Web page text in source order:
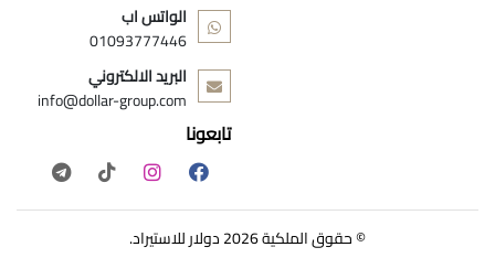
الواتس اب
01093777446
البريد الالكتروني
info@dollar-group.com
تابعونا
© حقوق الملكية 2026 دولار للاستيراد.